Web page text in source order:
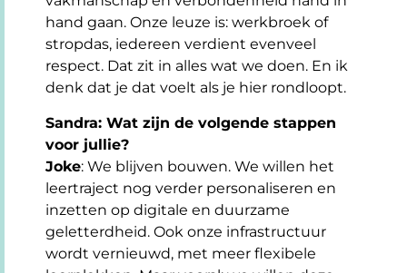
hand gaan. Onze leuze is: werkbroek of
stropdas, iedereen verdient evenveel
respect. Dat zit in alles wat we doen. En ik
denk dat je dat voelt als je hier rondloopt.
Sandra: Wat zijn de volgende stappen
voor jullie?
Joke: We blijven bouwen. We willen het
leertraject nog verder personaliseren en
inzetten op digitale en duurzame
geletterdheid. Ook onze infrastructuur
wordt vernieuwd, met meer flexibele